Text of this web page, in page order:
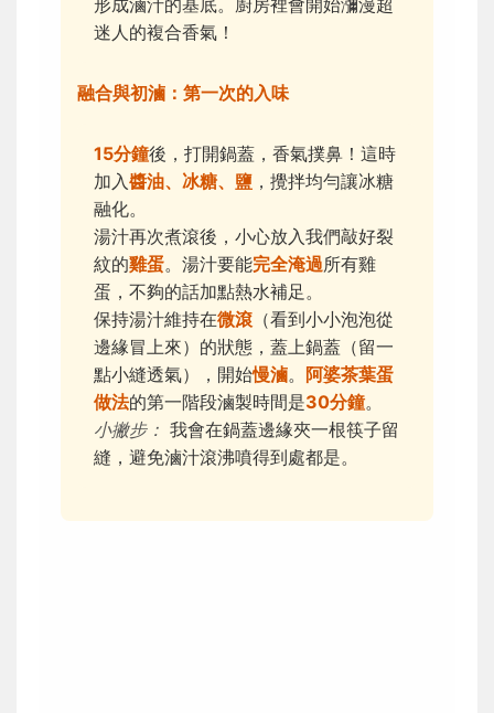
形成滷汁的基底。廚房裡會開始瀰漫超
迷人的複合香氣！
融合與初滷：第一次的入味
15分鐘後，打開鍋蓋，香氣撲鼻！這時
加入醬油、冰糖、鹽 ，攪拌均勻讓冰糖
融化。
湯汁再次煮滾後，小心放入我們敲好裂
紋的雞蛋。湯汁要能完全淹過所有雞
蛋，不夠的話加點熱水補足。
保持湯汁維持在微滾 （看到小小泡泡從
邊緣冒上來）的狀態，蓋上鍋蓋（留一
點小縫透氣），開始慢滷。 阿婆茶葉蛋
做法的第一階段滷製時間是30分鐘。
小撇步： 我會在鍋蓋邊緣夾一根筷子留
縫，避免滷汁滾沸噴得到處都是。